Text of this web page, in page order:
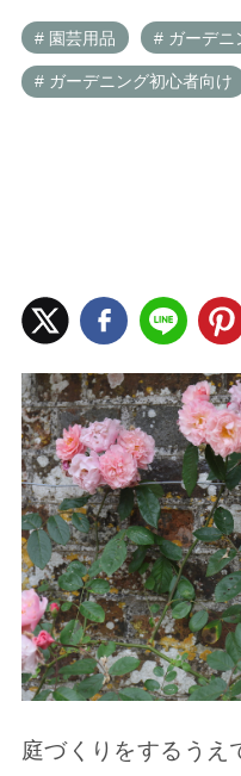
# 園芸用品 # ガーデニ
# ガーデニング初心者向け
庭づくりをするうえ